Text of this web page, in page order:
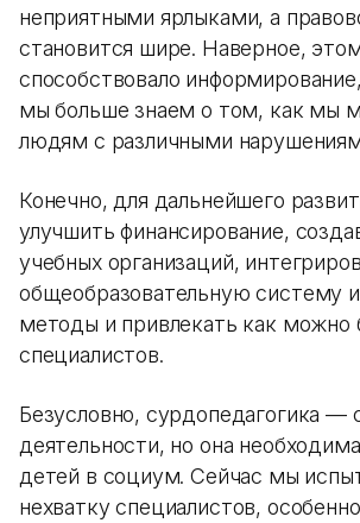
неприятными ярлыками, а
становится шире. Наверное,
способствовало
мы больше знаем о том, как мы
людям с различными
Конечно, для дальнейшего
улучшить финансирование,
учебных организаций,
общеобразовательную систему
методы и привлекать как можно
специалистов.
Безусловно, сурдопедагогика —
деятельности, но она
детей в социум. Сейчас мы
нехватку специалистов, особенно